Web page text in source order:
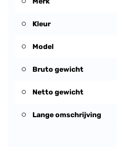
Kleur
Model
Bruto gewicht
Netto gewicht
Lange omschrijving